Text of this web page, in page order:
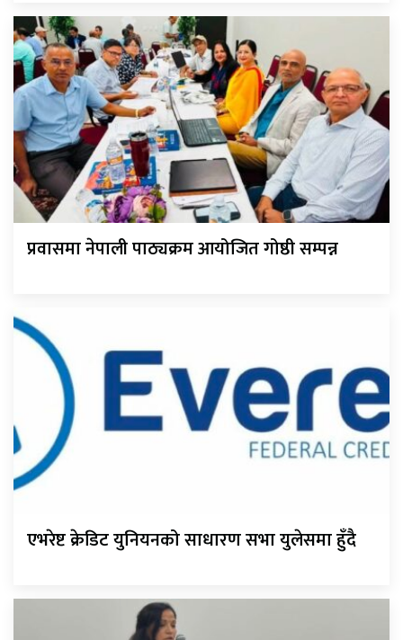
प्रवासमा नेपाली पाठ्यक्रम आयोजित गोष्ठी सम्पन्न
एभरेष्ट क्रेडिट युनियनको साधारण सभा युलेसमा हुँदै